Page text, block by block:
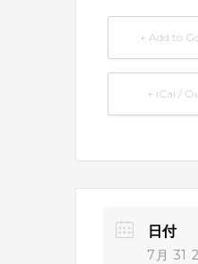
+ Add to
+ iCal /
日付
7月 31